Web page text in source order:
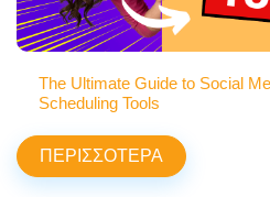
The Ultimate Guide to Social
Scheduling Tools
ΠΕΡΙΣΣΟΤΕΡΑ